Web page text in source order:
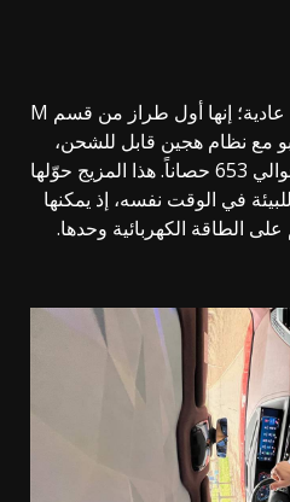
بي إم دبليو XM ليست سيارة عادية؛ إنها أول طراز من قسم M
مع نظام هجين قابل للشحن،
ليولد قوة إجمالية تصل إلى حوالي 653 حصاناً. هذا المزيج حوّلها
في الوقت نفسه، إذ يمكنها
الطاقة الكهربائية وحدها.